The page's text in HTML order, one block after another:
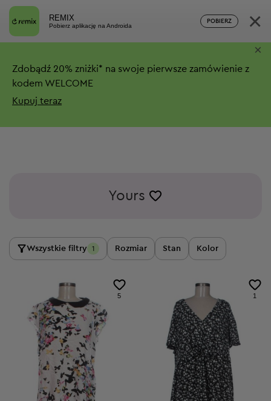
REMIX
Pobierz aplikację na Androida
POBIERZ ×
Zdobądź 20% zniżki* na swoje pierwsze zamówienie z
kodem WELCOME
Kupuj teraz
×
Yours
Wszystkie filtry 1 Rozmiar Stan Kolor
5 1